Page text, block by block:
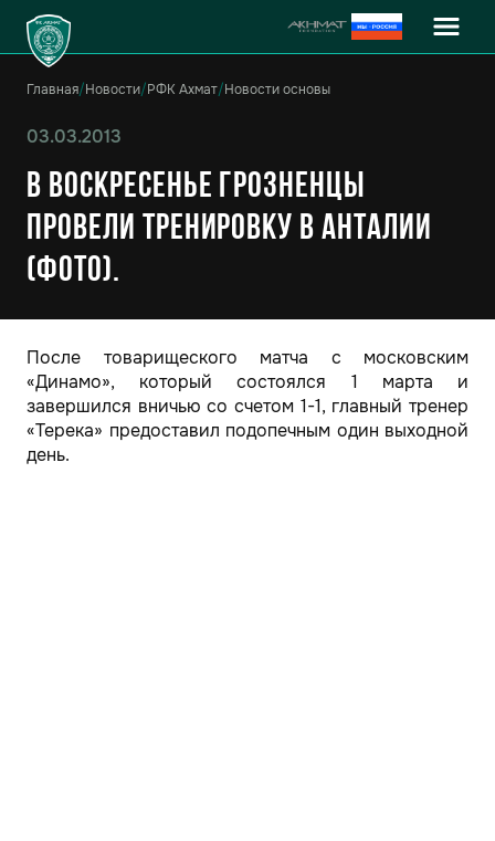
Главная/Новости/РФК Ахмат/Новости основы
03.03.2013
В воскресенье грозненцы
провели тренировку в Анталии
(Фото).
После товарищеского матча с московским
«Динамо», который состоялся 1 марта и
завершился вничью со счетом 1-1, главный тренер
«Терека» предоставил подопечным один выходной
день.